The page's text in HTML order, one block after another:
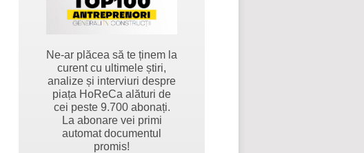
Ne-ar plăcea să te ținem la
curent cu ultimele știri,
analize și interviuri despre
piața HoReCa alături de
cei peste 9.700 abonați.
La abonare vei primi
automat documentul
promis!